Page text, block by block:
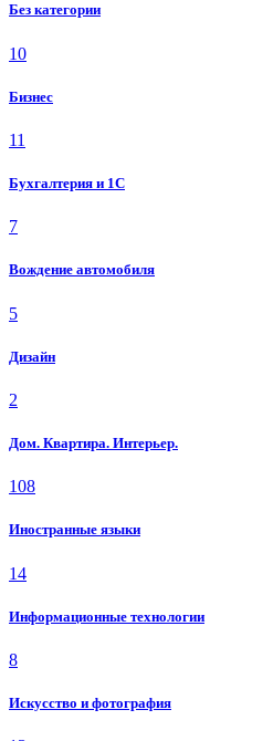
Без категории
10
Бизнес
11
Бухгалтерия и 1C
7
Вождение автомобиля
5
Дизайн
2
Дом. Квартира. Интерьер.
108
Иностранные языки
14
Информационные технологии
8
Искусство и фотография